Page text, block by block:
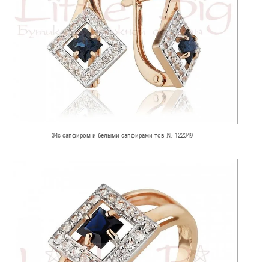
34с сапфиром и белыми сапфирами тов № 122349